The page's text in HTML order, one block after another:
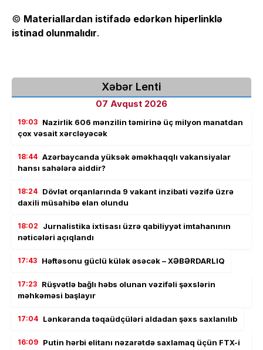
© Materiallardan istifadə edərkən hiperlinklə
istinad olunmalıdır.
Xəbər Lenti
07 Avqust 2026
19:03 Nazirlik 606 mənzilin təmirinə üç milyon manatdan
çox vəsait xərcləyəcək
18:44 Azərbaycanda yüksək əməkhaqqlı vakansiyalar
hansı sahələrə aiddir?
18:24 Dövlət orqanlarında 9 vakant inzibati vəzifə üzrə
daxili müsahibə elan olundu
18:02
Jurnalistika ixtisası üzrə qabiliyyət imtahanının
nəticələri açıqlandı
17:43 Həftəsonu güclü külək əsəcək – XƏBƏRDARLIQ
17:23 Rüşvətlə bağlı həbs olunan vəzifəli şəxslərin
məhkəməsi başlayır
17:04 Lənkəranda təqaüdçüləri aldadan şəxs saxlanılıb
16:09 Putin hərbi elitanı nəzarətdə saxlamaq üçün FTX-i